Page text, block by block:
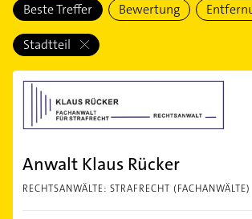
Beste Treffer Bewertung
Stadtteil
Anwalt Klaus Rücker
RECHTSANWÄLTE: STRAFRECHT (FACHANWÄLTE)